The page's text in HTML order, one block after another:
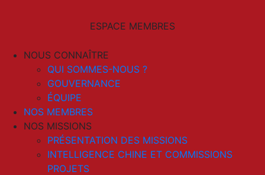
ESPACE MEMBRES
NOUS CONNAÎTRE
QUI SOMMES-NOUS ?
GOUVERNANCE
ÉQUIPE
NOS MEMBRES
NOS MISSIONS
PRÉSENTATION DES MISSIONS
INTELLIGENCE CHINE ET COMMISSIONS
PROJETS